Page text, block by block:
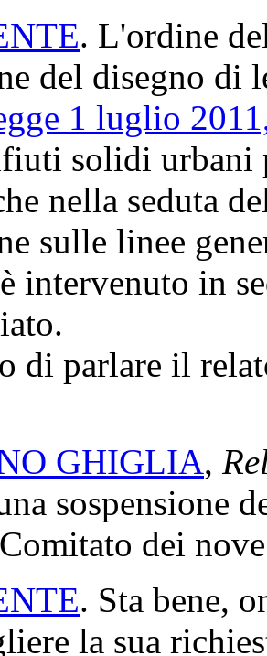
. L'ordine
del disegno di
1 luglio
solidi urbani
nella seduta
sulle linee
intervenuto in
di parlare il
GHIGLIA,
sospensione
dei
. Sta bene,
la sua